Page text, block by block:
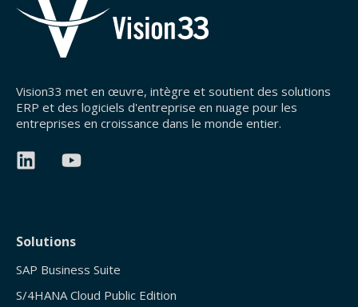
Vision33 met en œuvre, intègre et soutient des solutions
ERP et des logiciels d'entreprise en nuage pour les
entreprises en croissance dans le monde entier.
Solutions
SAP Business Suite
S/4HANA Cloud Public Edition